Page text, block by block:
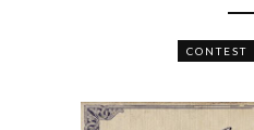
CONTEST